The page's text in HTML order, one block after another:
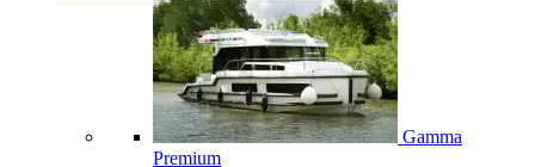
Gamma
Premium